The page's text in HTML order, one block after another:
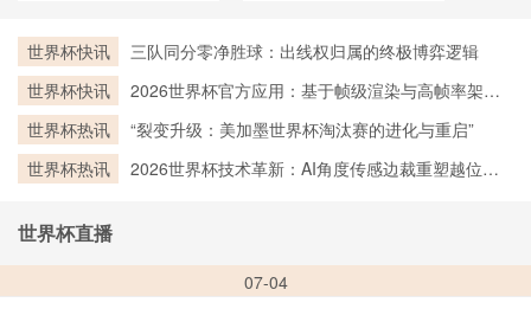
世界杯快讯
三队同分零净胜球：出线权归属的终极博弈逻辑
世界杯快讯
2026世界杯官方应用：基于帧级渲染与高帧率架构
世界杯热讯
“裂变升级：美加墨世界杯淘汰赛的进化与重启”
世界杯热讯
2026世界杯技术革新：AI角度传感边裁重塑越位判
世界杯直播
07-04